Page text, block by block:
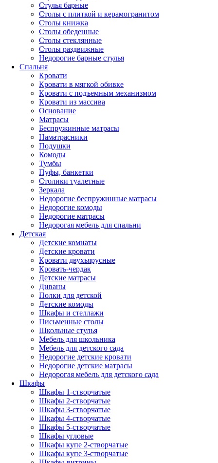
Стулья барные
Столы с плиткой и керамогранитом
Столы книжка
Столы обеденные
Столы стеклянные
Столы раздвижные
Недорогие барные стулья
Спальня
Кровати
Кровати в мягкой обивке
Кровати с подъемным механизмом
Кровати из массива
Основание
Матрасы
Беспружинные матрасы
Наматрасники
Подушки
Комоды
Тумбы
Пуфы, банкетки
Столики туалетные
Зеркала
Недорогие беспружинные матрасы
Недорогие комоды
Недорогие матрасы
Недорогая мебель для спальни
Детская
Детские комнаты
Детские кровати
Кровати двухъярусные
Кровать-чердак
Детские матрасы
Диваны
Полки для детской
Детские комоды
Шкафы и стеллажи
Письменные столы
Школьные стулья
Мебель для школьника
Мебель для детского сада
Недорогие детские кровати
Недорогие детские матрасы
Недорогая мебель для детского сада
Шкафы
Шкафы 1-створчатые
Шкафы 2-створчатые
Шкафы 3-створчатые
Шкафы 4-створчатые
Шкафы 5-створчатые
Шкафы угловые
Шкафы купе 2-створчатые
Шкафы купе 3-створчатые